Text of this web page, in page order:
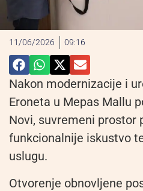
11/06/2026 09:16
Nakon modernizacije i
Eroneta u Mepas Mallu
Novi, suvremeni prostor
funkcionalnije iskustvo
uslugu.
Otvorenje obnovljene